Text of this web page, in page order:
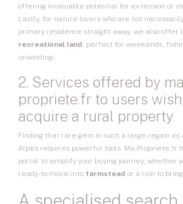
offering invaluable potential for extension or
Lastly, for nature lovers who are not
primary residence straight away, we also offer
recreational land, perfect for weekends,
unwinding.
2. Services offered by
propriete.fr to users
acquire a rural property
Finding that rare gem in such a large region as
Alpes requires powerful tools. Ma-Propriete.fr
portal to simplify your buying journey, whether
ready-to-move-into farmstead or a ruin to